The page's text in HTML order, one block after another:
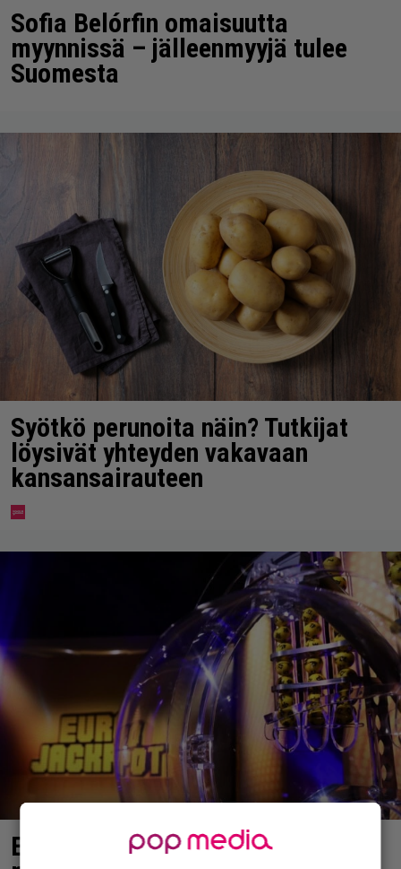
Sofia Belórfin omaisuutta
myynnissä – jälleenmyyjä tulee
Suomesta
Syötkö perunoita näin? Tutkijat
löysivät yhteyden vakavaan
kansansairauteen
Eurojackpotissa poksahti 32,7